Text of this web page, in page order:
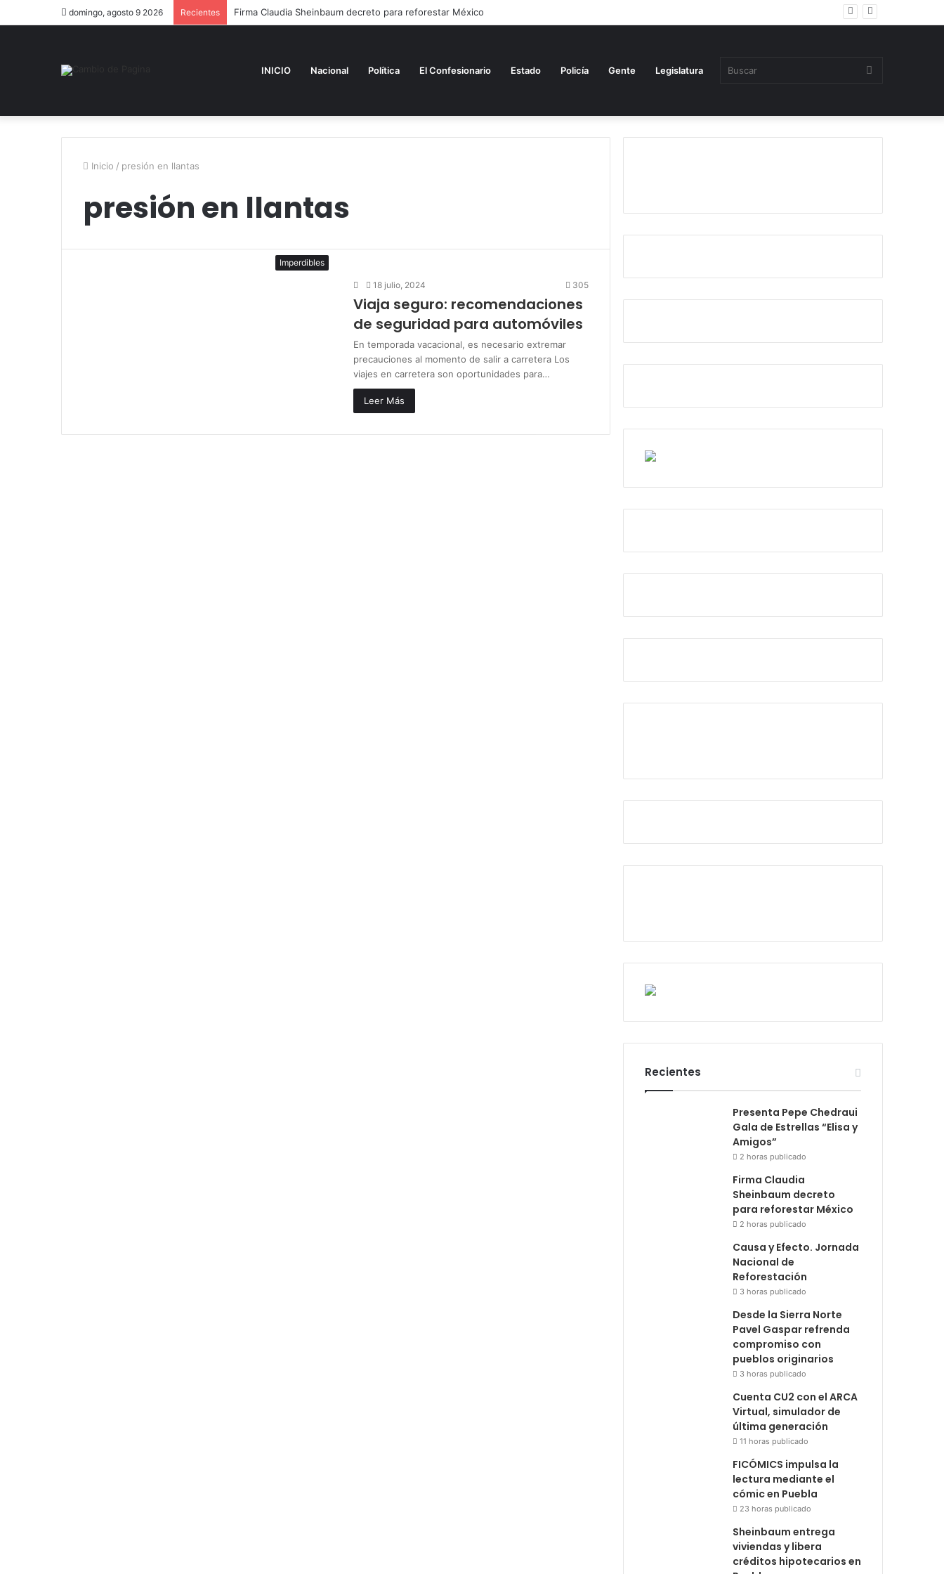
domingo, agosto 9 2026 Recientes Firma Claudia Sheinbaum decreto para reforestar México
INICIO Nacional Política El Confesionario Estado Policía Gente Legislatura Buscar
Inicio / presión en llantas
presión en llantas
Imperdibles
18 julio, 2024 305
Viaja seguro: recomendaciones
de seguridad para automóviles
En temporada vacacional, es necesario extremar
precauciones al momento de salir a carretera Los
viajes en carretera son oportunidades para…
Leer Más
Recientes
Presenta Pepe Chedraui
Gala de Estrellas “Elisa y
Amigos”
2 horas publicado
Firma Claudia
Sheinbaum decreto
para reforestar México
2 horas publicado
Causa y Efecto. Jornada
Nacional de
Reforestación
3 horas publicado
Desde la Sierra Norte
Pavel Gaspar refrenda
compromiso con
pueblos originarios
3 horas publicado
Cuenta CU2 con el ARCA
Virtual, simulador de
última generación
11 horas publicado
FICÓMICS impulsa la
lectura mediante el
cómic en Puebla
23 horas publicado
Sheinbaum entrega
viviendas y libera
créditos hipotecarios en